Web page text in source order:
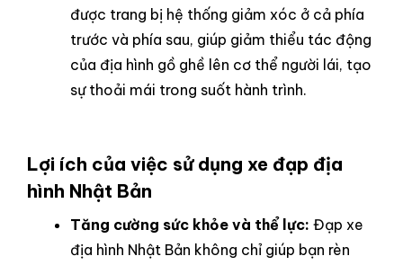
được trang bị hệ thống giảm xóc ở cả phía
trước và phía sau, giúp giảm thiểu tác động
của địa hình gồ ghề lên cơ thể người lái, tạo
sự thoải mái trong suốt hành trình.
Lợi ích của việc sử dụng xe đạp địa
hình Nhật Bản
Tăng cường sức khỏe và thể lực: Đạp xe
địa hình Nhật Bản không chỉ giúp bạn rèn